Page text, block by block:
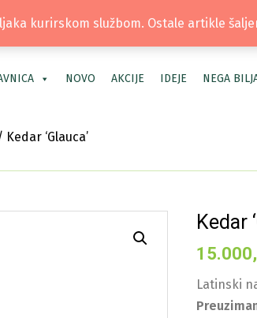
TEL: +381 66 40 40 30 | LOKACIJA:
NOVO AKCIJE IDEJE NEGA
Kedar ‘Glauca’
Kedar
Latinski
kurirskom službom. Ostale artikle